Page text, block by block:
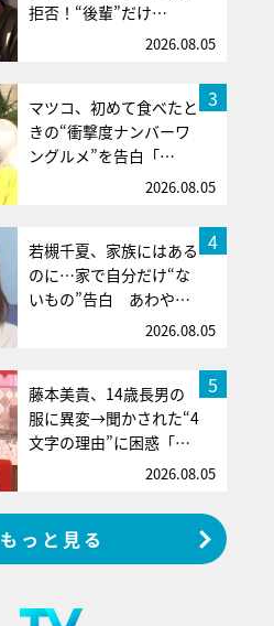
拒否！“後輩”だけ…
2026.08.05
3
マツコ、初めて食べたと
きの“衝撃度ナンバーワ
ングルメ”を告白「…
2026.08.05
4
若槻千夏、家族にはある
のに…家で自分だけ“な
いもの”告白 あわや…
2026.08.05
5
藤本美貴、14歳長男の
服に異変→聞かされた“4
文字の理由”に困惑「…
2026.08.05
もっと見る